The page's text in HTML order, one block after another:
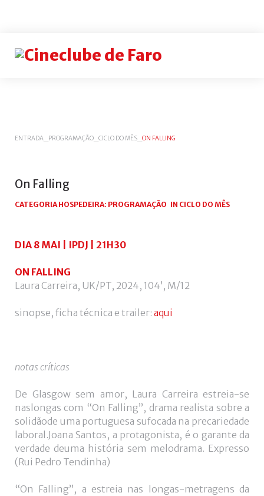
ENTRADA PROGRAMAÇÃO CICLO DO MÊS ON FALLING
On Falling
CATEGORIA HOSPEDEIRA: PROGRAMAÇÃO IN CICLO DO MÊS
DIA 8 MAI | IPDJ | 21H30
ON FALLING
Laura Carreira, UK/PT, 2024, 104’, M/12
sinopse, ficha técnica e trailer: aqui
notas críticas
De Glasgow sem amor, Laura Carreira estreia-se
naslongas com “On Falling”, drama realista sobre a
solidãode uma portuguesa sufocada na precariedade
laboral.Joana Santos, a protagonista, é o garante da
verdade deuma história sem melodrama. Expresso
(Rui Pedro Tendinha)
“On Falling”, a estreia nas longas-metragens da
Esqueceu-
Login
with
Facebook
Login
Google